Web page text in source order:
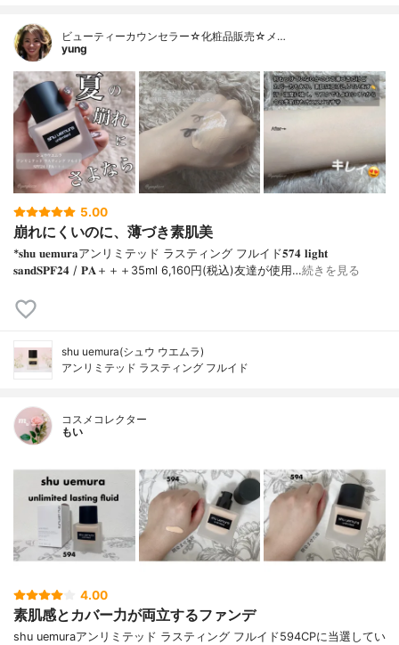
ビューティーカウンセラー☆化粧品販売☆メ…
yung
5.00
崩れにくいのに、薄づき素肌美
*𝐬𝐡𝐮 𝐮𝐞𝐦𝐮𝐫𝐚アンリミテッド ラスティング フルイド𝟓𝟕𝟒 𝐥𝐢𝐠𝐡𝐭
𝐬𝐚𝐧𝐝𝐒𝐏𝐅𝟐𝟒 / 𝐏𝐀＋＋＋⁡35ml 6,160円(税込)⁡友達が使用…続きを見る
shu uemura(シュウ ウエムラ)
アンリミテッド ラスティング フルイド
コスメコレクター
もい
4.00
素肌感とカバー力が両立するファンデ
shu uemuraアンリミテッド ラスティング フルイド594CPに当選してい